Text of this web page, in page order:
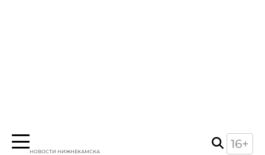
НОВОСТИ НИЖНЕКАМСКА
16+